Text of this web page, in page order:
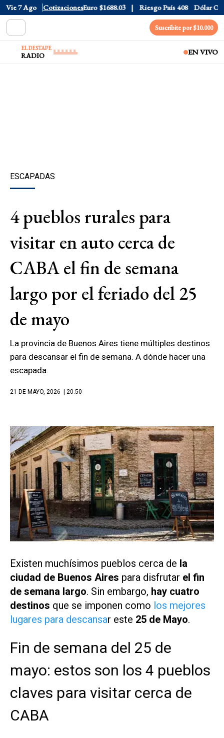
Vie 7 Ago Cotizaciones
CCL $1579.3 Euro $1688.03 Riesgo País 408 Dólar Oficial
Suscribite por $10.000
EL DESTAPE
RADIO EN VIVO
ESCAPADAS
4 pueblos rurales para
visitar en auto cerca de
CABA el fin de semana
largo por el feriado del 25
de mayo
La provincia de Buenos Aires tiene múltiples destinos
para descansar el fin de semana. A dónde hacer una
escapada.
21 DE MAYO, 2026 | 20.50
Existen muchísimos pueblos cerca de la
ciudad de Buenos Aires para disfrutar el fin
de semana largo. Sin embargo, hay cuatro
destinos que se imponen como los mejores
lugares para descansar este 25 de Mayo.
Fin de semana del 25 de
mayo: estos son los 4 pueblos
claves para visitar cerca de
CABA